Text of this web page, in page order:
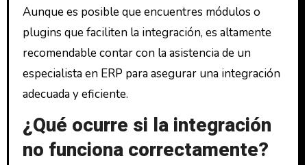
Aunque es posible que encuentres módulos o
plugins que faciliten la integración, es altamente
recomendable contar con la asistencia de un
especialista en ERP para asegurar una integración
adecuada y eficiente.
¿Qué ocurre si la integración
no funciona correctamente?